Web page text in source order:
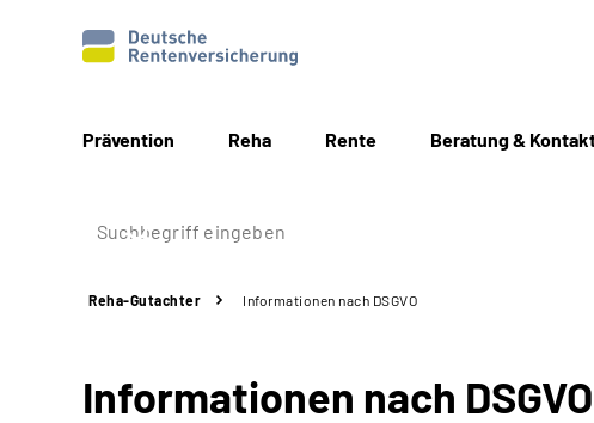
Prävention Reha Rente Beratung &
Reha-Gutachter Informationen nach DSGVO
Informationen nach DSGVO